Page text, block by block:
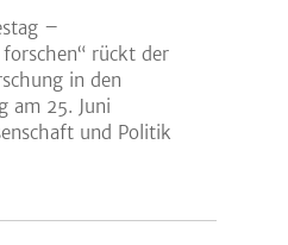
–
rückt der
in den
am 25. Juni
und Politik